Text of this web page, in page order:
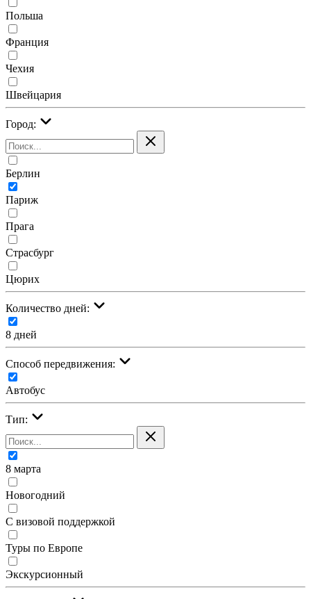
Польша
Франция
Чехия
Швейцария
Город:
Берлин
Париж
Прага
Страсбург
Цюрих
Количество дней:
8 дней
Cпособ передвижения:
Автобус
Тип:
8 марта
Новогодний
С визовой поддержкой
Туры по Европе
Экскурсионный